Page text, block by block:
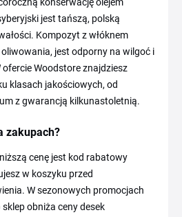
jest tańszą, polską
Kompozyt z włóknem
jest odporny na wilgoć i
Woodstore znajdziesz
klasach jakościowych, od
z gwarancją kilkunastoletnią.
zakupach?
cenę jest kod rabatowy
w koszyku przed
W sezonowych promocjach
obniża ceny desek